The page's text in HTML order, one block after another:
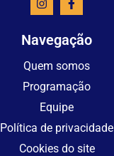
Navegação
Quem somos
Programação
Equipe
Política de privacidade
Cookies do site